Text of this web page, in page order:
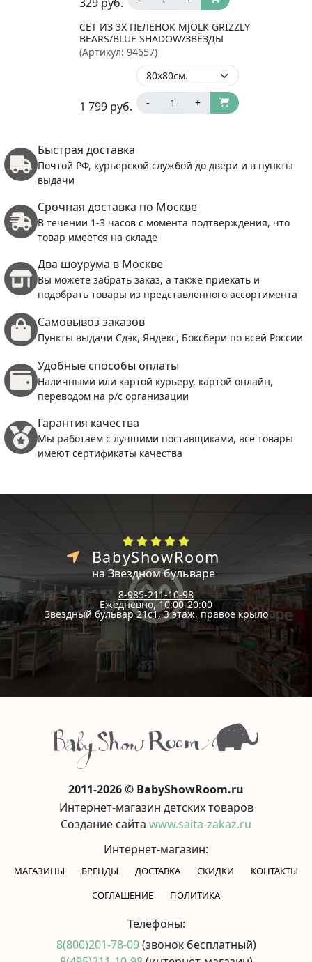
СЕТ ИЗ 3Х ПЕЛЁНОК MJÖLK GRIZZLY
BEARS/BLUE SHADOW/ЗВЁЗДЫ
(Артикул: 94657)
1 799 руб. - +
Быстрая доставка
Почтой РФ, курьерской службой до двери и в пункты
выдачи
Срочная доставка по Москве
В течении 1-3 часов с момента подтверждения, что
товар имеется на складе
Два шоурума в Москве
Вы можете забрать заказ, а также приехать и
подобрать товары из представленного ассортимента
Самовывоз заказов
Пункты выдачи Сдэк, Яндекс, Боксбери по всей России
Удобные способы оплаты
Наличными или картой курьеру, картой онлайн,
переводом на р/с организации
Гарантия качества
Мы работаем с лучшими поставщиками, все товары
имеют сертификаты качества
BabyShowRoom
на Звездном бульваре
8-985-211-10-98
Ежедневно, 10:00-20:00
Звездный бульвар 21с1, 3 этаж, правое крыло
2011-2026 © BabyShowRoom.ru
Интернет-магазин детских товаров
Создание сайта www.saita-zakaz.ru
Интернет-магазин:
МАГАЗИНЫ БРЕНДЫ ДОСТАВКА СКИДКИ
КОНТАКТЫ
CОГЛАШЕНИЕ
ПОЛИТИКА
Телефоны:
8(800)201-78-09(звонок бесплатный)